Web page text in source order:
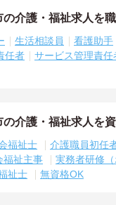
者研修などの資格や実務
ダーや主任などのマネジ
据えて長期的なキャリア
の介護・福祉求人を
生活相談員 看護助手
任者
サービス管理責任
の介護・福祉求人を
福祉士
介護職員初任
福祉主事
実務者研修
祉士 無資格OK